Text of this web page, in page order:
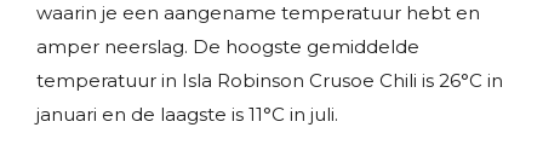
waarin je een aangename temperatuur hebt en
amper neerslag. De hoogste gemiddelde
temperatuur in Isla Robinson Crusoe Chili is 26°C in
januari en de laagste is 11°C in juli.